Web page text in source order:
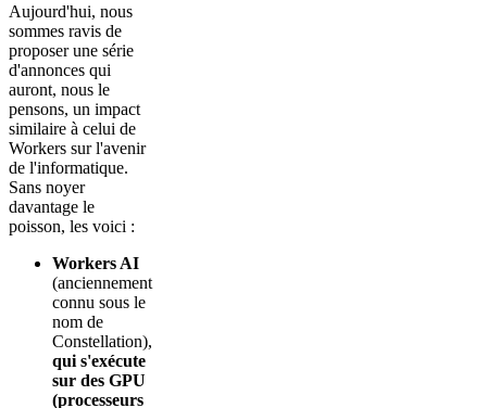
Aujourd'hui, nous
sommes ravis de
proposer une série
d'annonces qui
auront, nous le
pensons, un impact
similaire à celui de
Workers sur l'avenir
de l'informatique.
Sans noyer
davantage le
poisson, les voici :
Workers AI
(anciennement
connu sous le
nom de
Constellation),
qui s'exécute
sur des GPU
(processeurs